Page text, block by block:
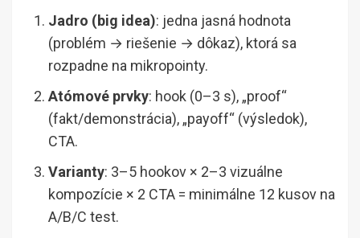
Jadro (big idea): jedna jasná hodnota
(problém → riešenie → dôkaz), ktorá sa
rozpadne na mikropointy.
Atómové prvky: hook (0–3 s), „proof“
(fakt/demonstrácia), „payoff“ (výsledok),
CTA.
Varianty: 3–5 hookov × 2–3 vizuálne
kompozície × 2 CTA = minimálne 12 kusov na
A/B/C test.